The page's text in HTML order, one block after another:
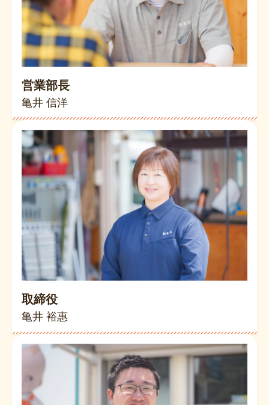
営業部長
亀井 信洋
取締役
亀井 裕惠